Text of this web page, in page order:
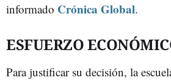
informado Crónica Global.
ESFUERZO
Para justificar su decisión, la